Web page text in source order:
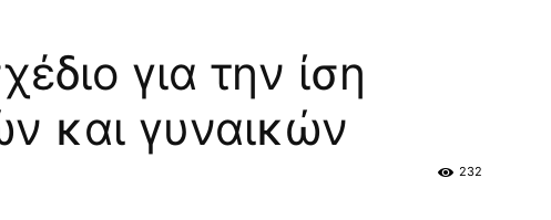
για την ίση
και γυναικών
232